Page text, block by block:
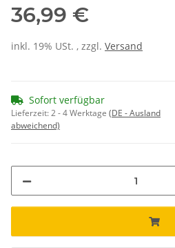
36,99 €
inkl. 19% USt. , zzgl. Versand
Sofort verfügbar
Lieferzeit:2 - 4 Werktage (DE - Ausland
abweichend)